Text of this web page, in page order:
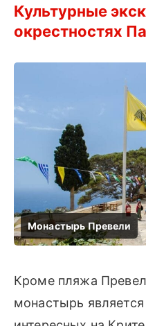
Культурные
окрестностях
Кроме пляжа
монастырь